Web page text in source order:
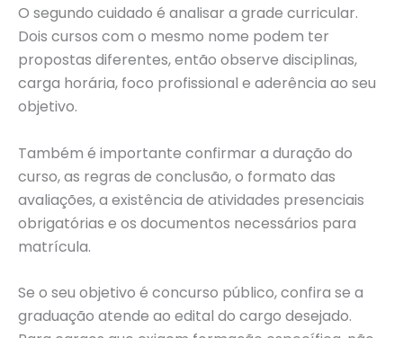
O segundo cuidado é analisar a grade curricular.
Dois cursos com o mesmo nome podem ter
propostas diferentes, então observe disciplinas,
carga horária, foco profissional e aderência ao seu
objetivo.
Também é importante confirmar a duração do
curso, as regras de conclusão, o formato das
avaliações, a existência de atividades presenciais
obrigatórias e os documentos necessários para
matrícula.
Se o seu objetivo é concurso público, confira se a
graduação atende ao edital do cargo desejado.